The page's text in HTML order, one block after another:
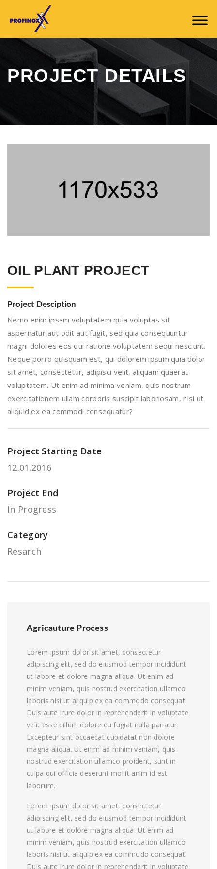
PROJECT DETAILS
OIL PLANT PROJECT
Project Desciption
Nemo enim ipsam voluptatem quia voluptas sit
aspernatur aut odit aut fugit, sed quia consequuntur
magni dolores eos qui ratione voluptatem sequi nesciunt.
Neque porro quisquam est, qui dolorem ipsum quia dolor
sit amet, consectetur, adipisci velit, aliquam quaerat
voluptatem. Ut enim ad minima veniam, quis nostrum
exercitationem ullam corporis suscipit laboriosam, nisi ut
aliquid ex ea commodi consequatur?
Project Starting Date
12.01.2016
Project End
In Progress
Category
Resarch
Agricauture Process
Lorem ipsum dolor sit amet, consectetur
adipiscing elit, sed do eiusmod tempor incididunt
ut labore et dolore magna aliqua. Ut enim ad
minim veniam, quis nostrud exercitation ullamco
laboris nisi ut aliquip ex ea commodo consequat.
Duis aute irure dolor in reprehenderit in voluptate
velit esse cillum dolore eu fugiat nulla pariatur.
Excepteur sint occaecat cupidatat non dolore
magna aliqua. Ut enim ad minim veniam, quis
nostrud exercitation ullamco proident, sunt in
culpa qui officia deserunt mollit anim id est
laborum.
Lorem ipsum dolor sit amet, consectetur
adipiscing elit, sed do eiusmod tempor incididunt
ut labore et dolore magna aliqua. Ut enim ad
minim veniam, quis nostrud exercitation ullamco
laboris nisi ut aliquip ex ea commodo consequat.
Duis aute irure dolor in reprehenderit in voluptate